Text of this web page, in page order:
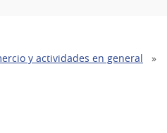
y actividades en general